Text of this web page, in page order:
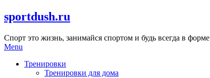
Skip
to
sportdush.ru
Спорт это жизнь, занимайся спортом и будь всегда в форме
Menu
Тренировки
Тренировки для дома